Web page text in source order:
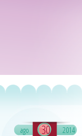
ago 30 2014